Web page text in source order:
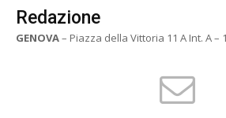
Redazione
GENOVA– Piazza della Vittoria 11 A Int. A –